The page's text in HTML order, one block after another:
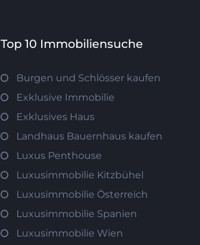
Top 10 Immobiliensuche
Burgen und Schlösser kaufen
Exklusive Immobilie
Exklusives Haus
Landhaus Bauernhaus kaufen
Luxus Penthouse
Luxusimmobilie Kitzbühel
Luxusimmobilie Österreich
Luxusimmobilie Spanien
Luxusimmobilie Wien